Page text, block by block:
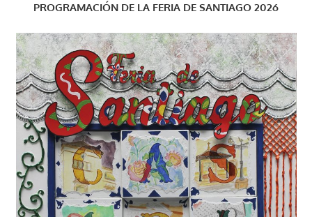
PROGRAMACIÓN DE LA FERIA DE SANTIAGO 2026